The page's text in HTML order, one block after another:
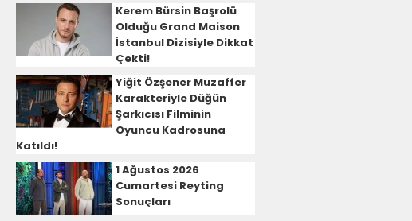
Kerem Bürsin Başrolü
Olduğu Grand Maison
İstanbul Dizisiyle Dikkat
Çekti!
Yiğit Özşener Muzaffer
Karakteriyle Düğün
Şarkıcısı Filminin
Oyuncu Kadrosuna
Katıldı!
1 Ağustos 2026
Cumartesi Reyting
Sonuçları